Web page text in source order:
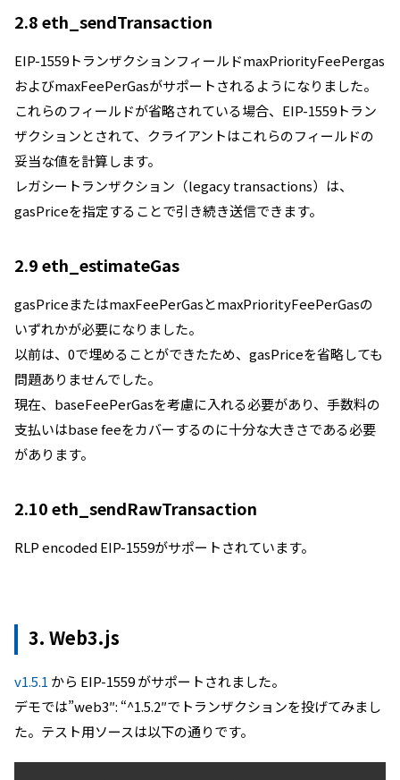
2.8 eth_sendTransaction
EIP-1559トランザクションフィールドmaxPriorityFeePergas
およびmaxFeePerGasがサポートされるようになりました。
これらのフィールドが省略されている場合、EIP-1559トラン
ザクションとされて、クライアントはこれらのフィールドの
妥当な値を計算します。
レガシートランザクション（legacy transactions）は、
gasPriceを指定することで引き続き送信できます。
2.9 eth_estimateGas
gasPriceまたはmaxFeePerGasとmaxPriorityFeePerGasの
いずれかが必要になりました。
以前は、0で埋めることができたため、gasPriceを省略しても
問題ありませんでした。
現在、baseFeePerGasを考慮に入れる必要があり、手数料の
支払いはbase feeをカバーするのに十分な大きさである必要
があります。
2.10 eth_sendRawTransaction
RLP encoded EIP-1559がサポートされています。
3. Web3.js
v1.5.1 から EIP-1559 がサポートされました。
デモでは”web3″: “^1.5.2″でトランザクションを投げてみまし
た。テスト用ソースは以下の通りです。